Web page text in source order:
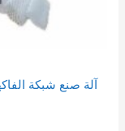
آلة صنع شبكة